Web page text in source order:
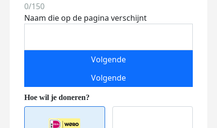
0/150
Naam die op de pagina verschijnt
Volgende
Volgende